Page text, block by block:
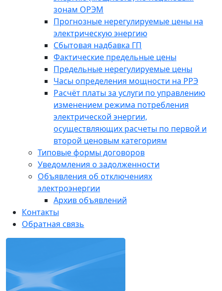
зонам ОРЭМ
Прогнозные нерегулируемые цены на
электрическую энергию
Сбытовая надбавка ГП
Фактические предельные цены
Предельные нерегулируемые цены
Часы определения мощности на РРЭ
Расчёт платы за услуги по управлению
изменением режима потребления
электрической энергии,
осуществляющих расчеты по первой и
второй ценовым категориям
Типовые формы договоров
Уведомления о задолженности
Объявления об отключениях
электроэнергии
Архив объявлений
Контакты
Обратная связь